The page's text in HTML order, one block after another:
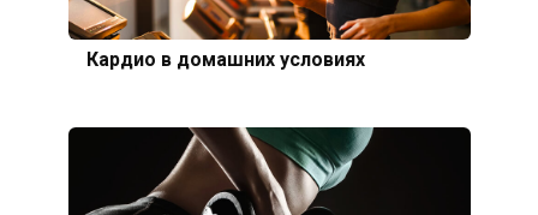
Кардио в домашних условиях